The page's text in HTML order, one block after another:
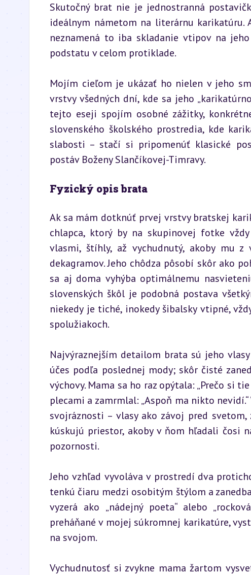
Skutočný brat nie je jednostranná
ideálnym námetom na literárnu
neznamená to iba skladanie vtipov na
podstatu v celom protiklade.
Mojím cieľom je ukázať ho nielen v jeho
vrstvy všedných dní, kde sa jeho
tejto eseji spojím osobné zážitky,
slovenského školského prostredia, kde
slabosti – stačí si pripomenúť klasické
postáv Boženy Slančíkovej-Timravy.
Fyzický opis brata
Ak sa mám dotknúť prvej vrstvy bratskej
chlapca, ktorý by na skupinovej fotke
vlasmi, štíhly, až vychudnutý, akoby mu
dekagramov. Jeho chôdza pôsobí skôr ako
sa aj doma vyhýba optimálnemu
slovenských škôl je podobná postava
niekedy je tiché, inokedy šibalsky vtipné,
spolužiakoch.
Najvýraznejším detailom brata sú jeho
účes podľa poslednej mody; skôr čisté
výchovy. Mama sa ho raz opýtala: „Prečo si
plecami a zamrmlal: „Aspoň ma nikto
svojráznosti – vlasy ako závoj pred
kúskujú priestor, akoby v ňom hľadali čosi
pozornosti.
Jeho vzhľad vyvoláva v prostredí dva
tenkú čiaru medzi osobitým štýlom a
vyzerá ako „nádejný poeta“ alebo
preháňané v mojej súkromnej karikatúre,
na svojom.
Vychudnutosť si zvykne mama žartom